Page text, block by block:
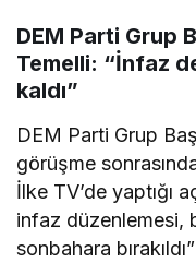
DEM Parti Grup
Temelli: “İnfaz
kaldı”
DEM Parti Grup
görüşme
İlke TV’de yaptığı
infaz düzenlemesi,
sonbahara